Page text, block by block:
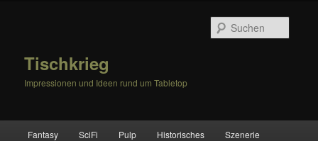
Tischkrieg
Impressionen und Ideen rund um Tabletop
Fantasy SciFi Pulp Historisches Szenerie